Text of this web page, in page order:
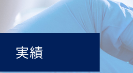
実績